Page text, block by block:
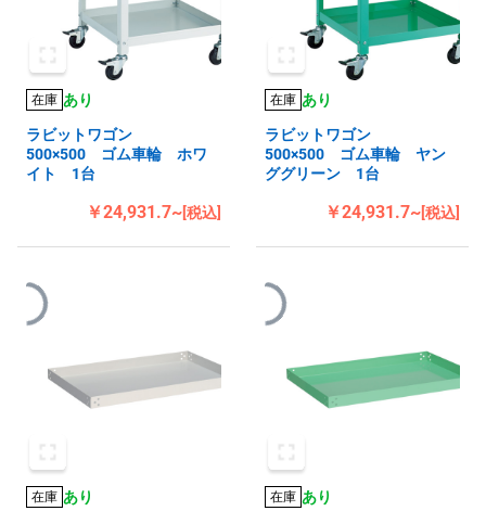
在庫 あり
ラビットワゴン
500×500 ゴム車輪 ホワ
イト 1台
￥24,931.7~[税込]
在庫 あり
ラビットワゴン
500×500 ゴム車輪 ヤン
ググリーン 1台
￥24,931.7~[税込]
在庫 あり 在庫 あり